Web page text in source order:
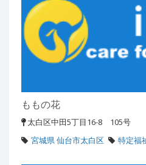
ももの花
太白区中田5丁目16-8 105号
宮城県 仙台市太白区
特定福